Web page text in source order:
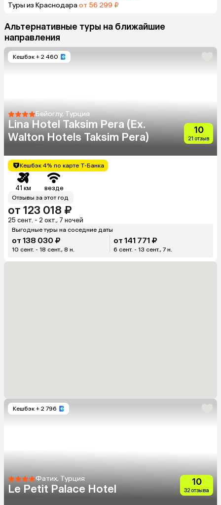
Туры из Краснодараот 56 299 ₽
Альтернативные туры на ближайшие
направления
Кешбэк + 2 460
Бейоглу, Турция
Lina Hotel Taksim Pera (Ex.
Walton Hotels Taksim Pera)
10
21 отзыв
Кешбэк 4% по карте Т-Банка
41 км везде
Отзывы за этот год
от 123 018 ₽
25 сент. - 2 окт., 7 ночей
Выгодные туры на соседние даты
от 138 030 ₽
10 сент. - 18 сент., 8 н.
от 141 771 ₽
6 сент. - 13 сент., 7 н.
Кешбэк + 2 796
Фатих, Турция
Le Petit Palace Hotel
10
32 отзыва